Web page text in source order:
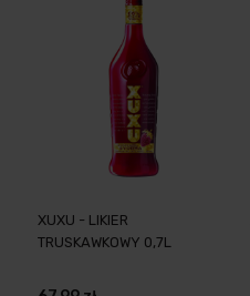
XUXU - LIKIER
TRUSKAWKOWY 0,7L